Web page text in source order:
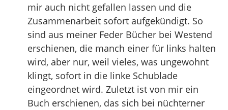
mir auch nicht gefallen lassen und die
Zusammenarbeit sofort aufgekündigt. So
sind aus meiner Feder Bücher bei Westend
erschienen, die manch einer für links halten
wird, aber nur, weil vieles, was ungewohnt
klingt, sofort in die linke Schublade
eingeordnet wird. Zuletzt ist von mir ein
Buch erschienen, das sich bei nüchterner